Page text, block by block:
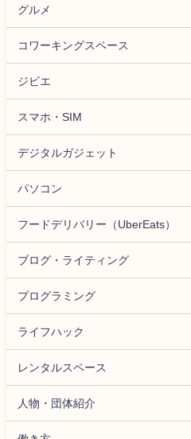
グルメ
コワーキングスペース
ジビエ
スマホ・SIM
デジタルガジェット
パソコン
フードデリバリー（UberEats）
ブログ・ライティング
プログラミング
ライフハック
レンタルスペース
人物・団体紹介